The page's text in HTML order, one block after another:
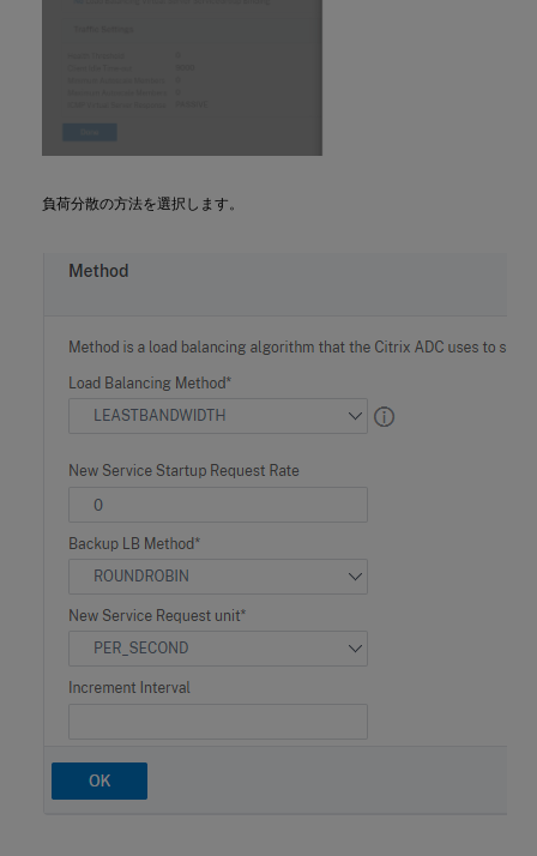
負荷分散の方法を選択します。